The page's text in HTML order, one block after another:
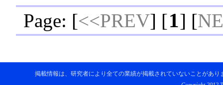
Page: [<<PREV] [1] [
掲載情報は、研究者により全ての業績が掲載されていないことがあり